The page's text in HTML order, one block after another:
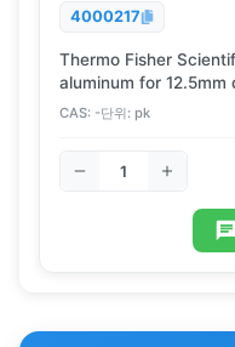
4000217
Thermo Fisher
aluminum for
CAS: -단위: pk